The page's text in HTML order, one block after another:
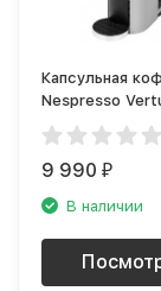
Капсульная
Nespresso
GCB2 EU Silver
9 990₽
В наличии